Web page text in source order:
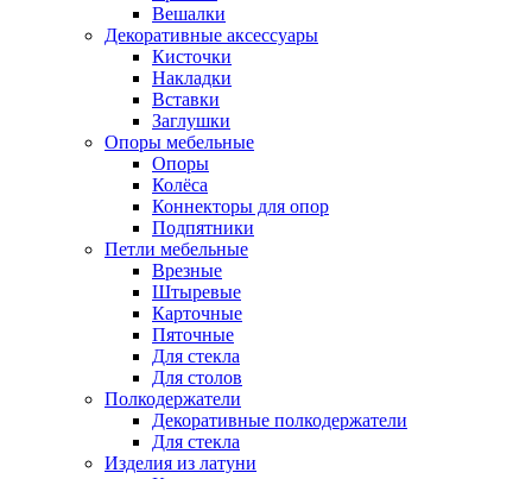
Вешалки
Декоративные аксессуары
Кисточки
Накладки
Вставки
Заглушки
Опоры мебельные
Опоры
Колёса
Коннекторы для опор
Подпятники
Петли мебельные
Врезные
Штыревые
Карточные
Пяточные
Для стекла
Для столов
Полкодержатели
Декоративные полкодержатели
Для стекла
Изделия из латуни